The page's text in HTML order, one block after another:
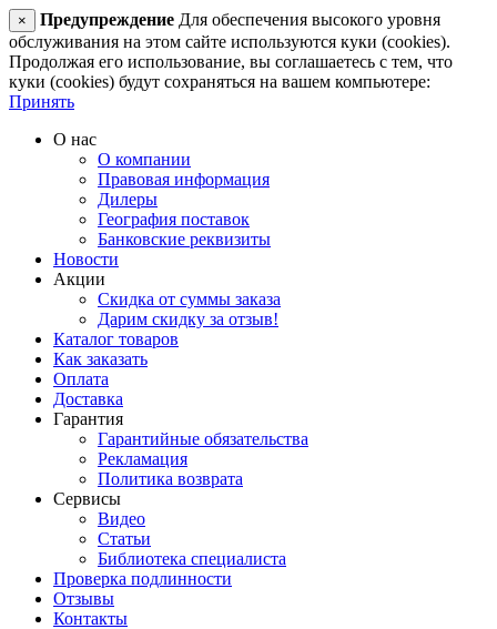
× Предупреждение Для обеспечения высокого уровня
обслуживания на этом сайте используются куки (cookies).
Продолжая его использование, вы соглашаетесь с тем, что
куки (cookies) будут сохраняться на вашем компьютере:
Принять
О нас
О компании
Правовая информация
Дилеры
География поставок
Банковские реквизиты
Новости
Акции
Скидка от суммы заказа
Дарим скидку за отзыв!
Каталог товаров
Как заказать
Оплата
Доставка
Гарантия
Гарантийные обязательства
Рекламация
Политика возврата
Сервисы
Видео
Статьи
Библиотека специалиста
Проверка подлинности
Отзывы
Контакты